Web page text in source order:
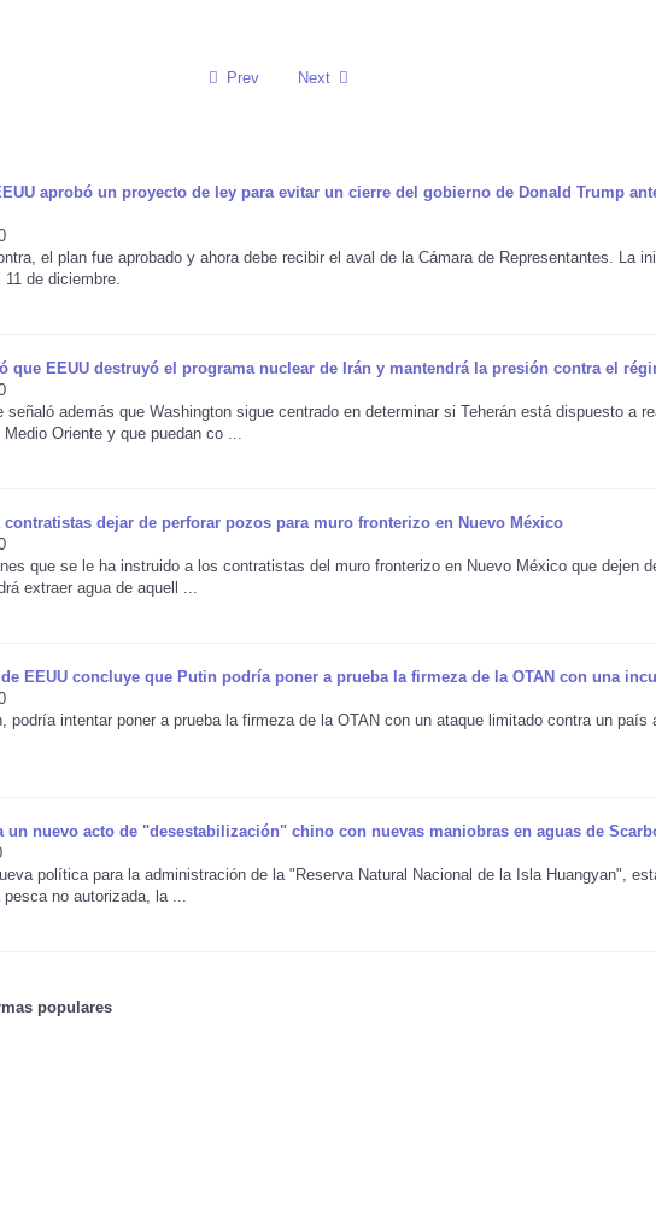
Prev Next
aprobó un proyecto de ley para evitar un cierre del gobierno de Donald Trump
el plan fue aprobado y ahora debe recibir el aval de la Cámara de Representantes. La
de diciembre.
que EEUU destruyó el programa nuclear de Irán y mantendrá la presión contra el
señaló además que Washington sigue centrado en determinar si Teherán está dispuesto a
Oriente y que puedan co ...
contratistas dejar de perforar pozos para muro fronterizo en Nuevo México
que se le ha instruido a los contratistas del muro fronterizo en Nuevo México que dejen
extraer agua de aquell ...
EEUU concluye que Putin podría poner a prueba la firmeza de la OTAN con una
podría intentar poner a prueba la firmeza de la OTAN con un ataque limitado contra un país
un nuevo acto de "desestabilización" chino con nuevas maniobras en aguas de
política para la administración de la "Reserva Natural Nacional de la Isla Huangyan",
no autorizada, la ...
populares